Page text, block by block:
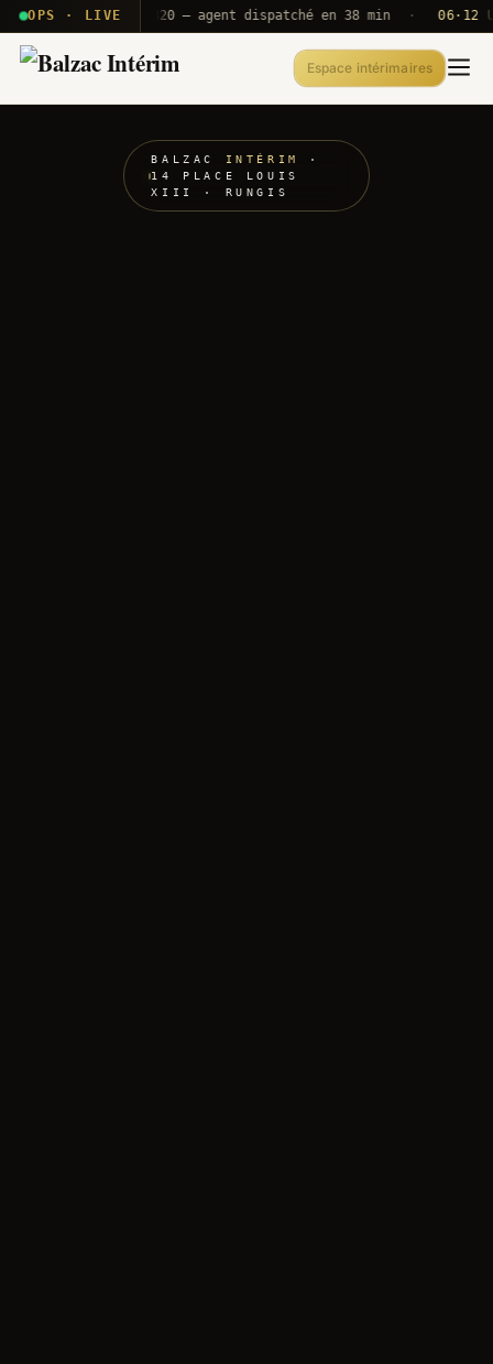
OPS · LIVE
T2E · B71 Push A320 — agent dispatché en 38 min · 06·12 UTC
Espace intérimaires
BALZAC INTÉRIM
·
14 PLACE LOUIS
XIII · RUNGIS